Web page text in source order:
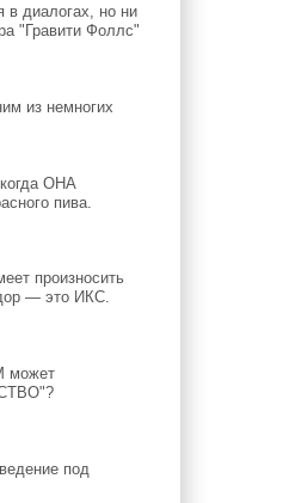
в диалогах, но ни
"Гравити Фоллс"
из немногих
ОНА
пива.
произносить
— это ИКС.
может
под